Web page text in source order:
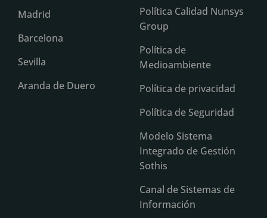
Madrid
Barcelona
Sevilla
Aranda de Duero
Política Calidad Nunsys
Group
Política de
Medioambiente
Política de privacidad
Política de Seguridad
Modelo Sistema
Integrado de Gestión
Sothis
Canal de Sistemas de
Información